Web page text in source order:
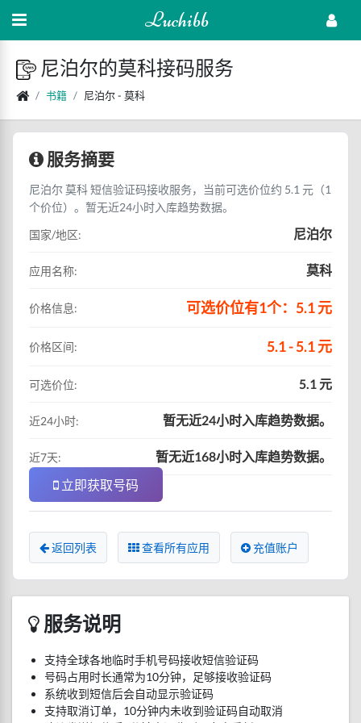
Luchibb
尼泊尔的莫科接码服务
书籍 尼泊尔 - 莫科
服务摘要
尼泊尔 莫科 短信验证码接收服务，当前可选价位约 5.1 元（1
个价位）。暂无近24小时入库趋势数据。
国家/地区:
尼泊尔
应用名称: 莫科
价格信息: 可选价位有1个：5.1 元
价格区间: 5.1 - 5.1 元
可选价位: 5.1 元
近24小时: 暂无近24小时入库趋势数据。
近7天:
暂无近168小时入库趋势数据。
立即获取号码
返回列表 查看所有应用 充值账户
服务说明
支持全球各地临时手机号码接收短信验证码
号码占用时长通常为10分钟，足够接收验证码
系统收到短信后会自动显示验证码
支持取消订单，10分钟内未收到验证码自动取消